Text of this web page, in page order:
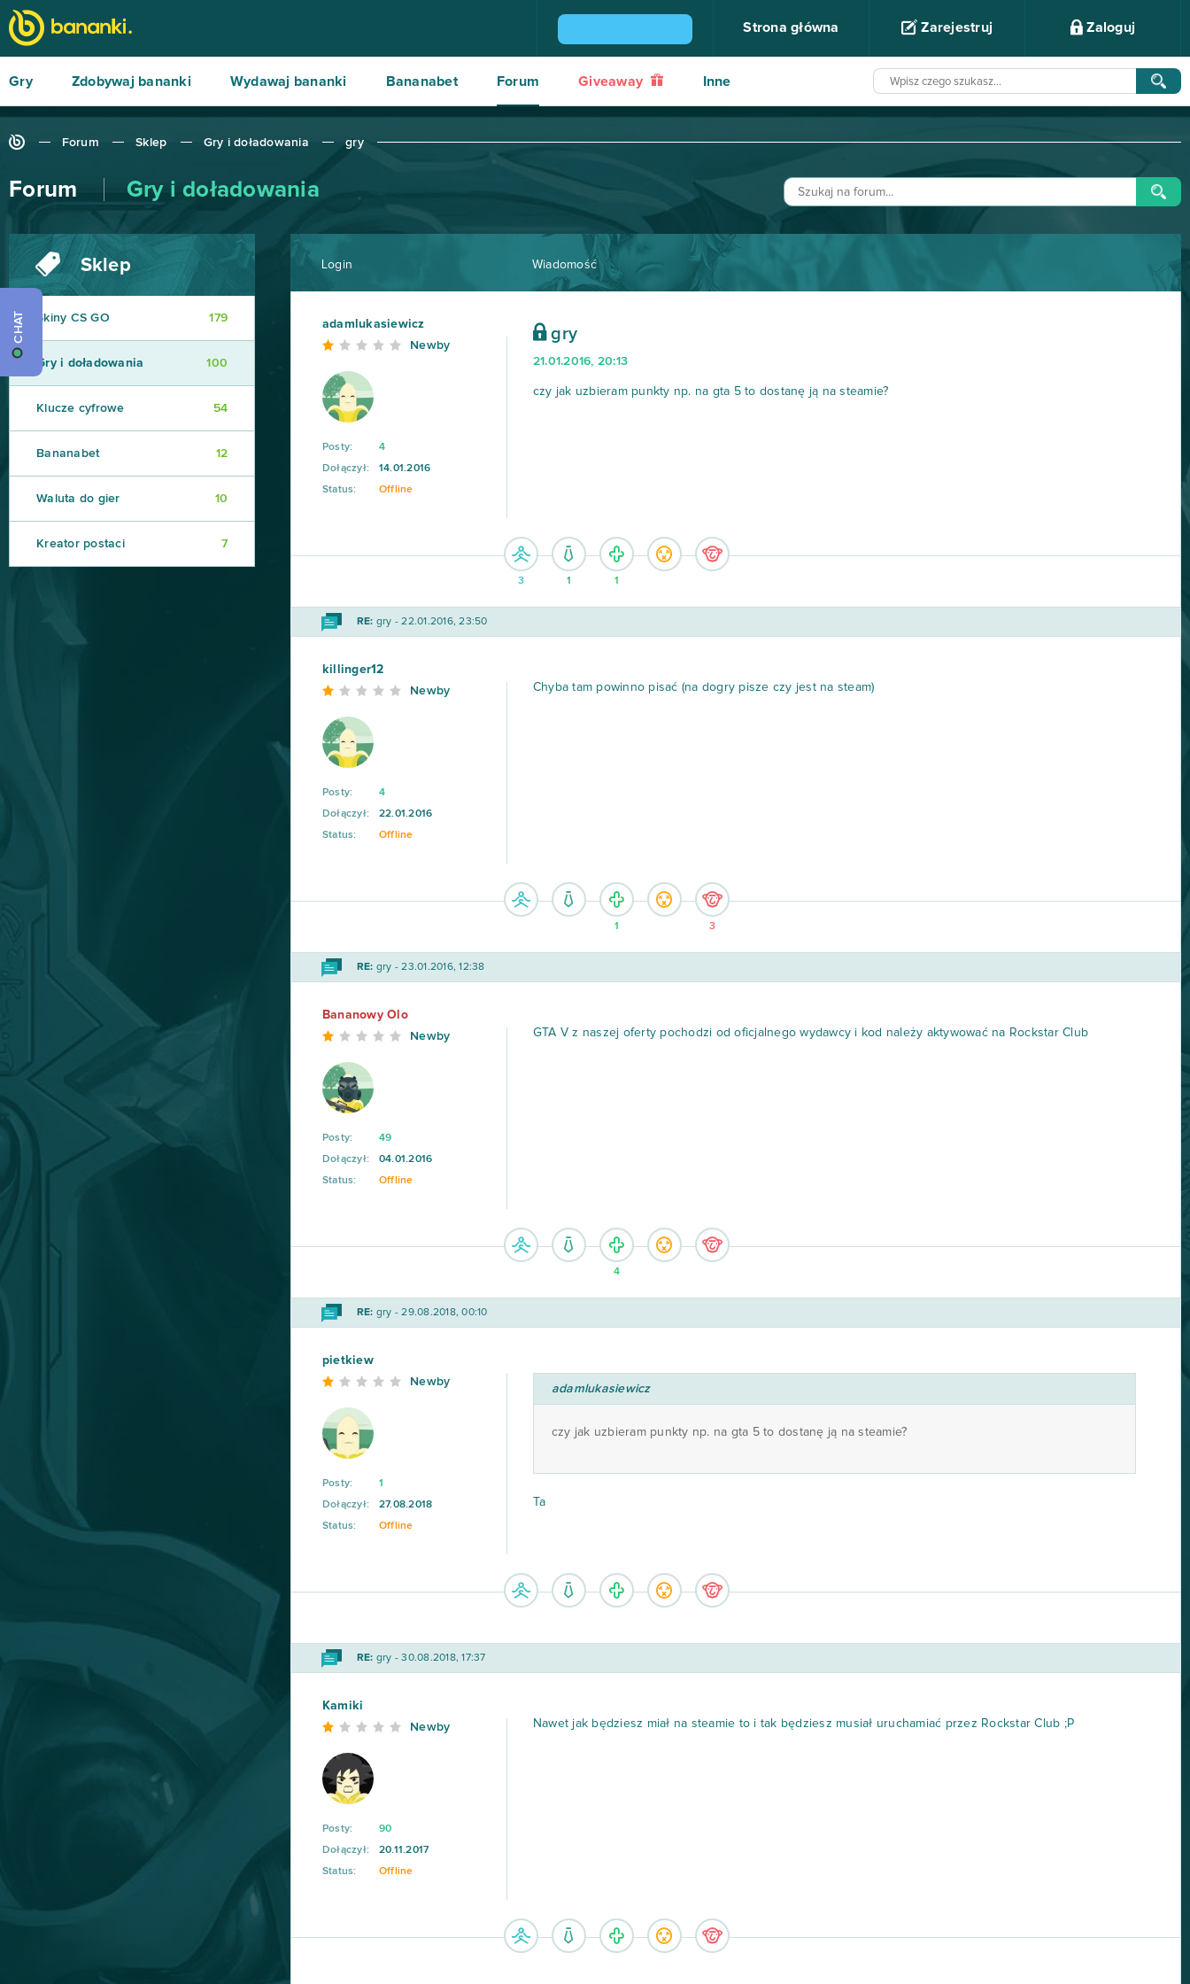
Strona główna Zarejestruj Zaloguj
Gry Zdobywaj bananki Wydawaj bananki Bananabet Forum Giveaway Inne
Forum Sklep Gry i doładowania gry
Forum Gry i doładowania
Login Wiadomość
adamlukasiewicz
Newby
Posty:
4
Dołączył:
14.01.2016
Status:
Offline
gry
21.01.2016, 20:13
czy jak uzbieram punkty np. na gta 5 to dostanę ją na steamie?
3 1 1
RE: gry - 22.01.2016, 23:50
killinger12
Newby
Posty:
4
Dołączył:
22.01.2016
Status:
Offline
Chyba tam powinno pisać (na dogry pisze czy jest na steam)
1 3
RE: gry - 23.01.2016, 12:38
Bananowy Olo
Newby
Posty:
49
Dołączył:
04.01.2016
Status:
Offline
GTA V z naszej oferty pochodzi od oficjalnego wydawcy i kod należy aktywować na Rockstar Club
4
RE: gry - 29.08.2018, 00:10
pietkiew
Newby
Posty:
1
Dołączył:
27.08.2018
Status:
Offline
adamlukasiewicz
czy jak uzbieram punkty np. na gta 5 to dostanę ją na steamie?
Ta
RE: gry - 30.08.2018, 17:37
Kamiki
Newby
Posty:
90
Dołączył:
20.11.2017
Status:
Offline
Nawet jak będziesz miał na steamie to i tak będziesz musiał uruchamiać przez Rockstar Club ;P
Sklep
Skiny CS GO 179
Gry i doładowania 100
Klucze cyfrowe 54
Bananabet 12
Waluta do gier 10
Kreator postaci 7
CHAT